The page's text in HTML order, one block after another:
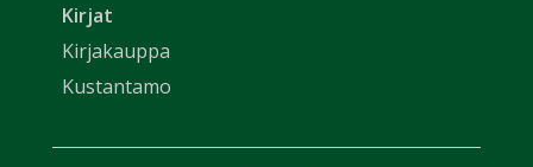
Kirjat
Kirjakauppa
Kustantamo